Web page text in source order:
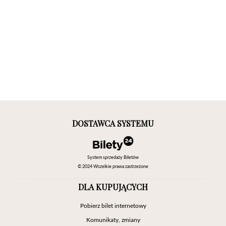
DOSTAWCA SYSTEMU
System sprzedaży Biletów
© 2024 Wszelkie prawa zastrzeżone
DLA KUPUJĄCYCH
Pobierz bilet internetowy
Komunikaty, zmiany